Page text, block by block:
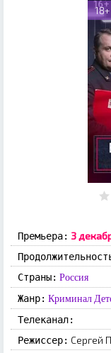
18+
Премьера: 3
Страны: Россия
Жанр: Криминал
Телеканал:
Режиссер: Сергей